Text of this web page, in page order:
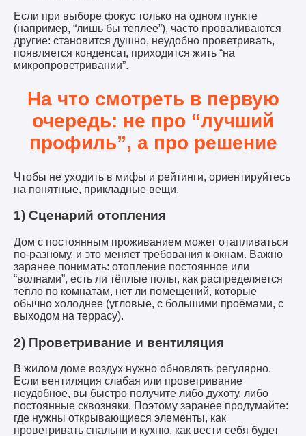
Если при выборе фокус только на одном пункте
(например, “лишь бы теплее”), часто проваливаются
другие: становится душно, неудобно проветривать,
появляется конденсат, приходится жить “на
микропроветривании”.
На что смотреть в первую
очередь: не про “лучший
профиль”, а про решение
Чтобы не уходить в мифы и рейтинги, ориентируйтесь
на понятные, прикладные вещи.
1) Сценарий отопления
Дом с постоянным проживанием может отапливаться
по-разному, и это меняет требования к окнам. Важно
заранее понимать: отопление постоянное или
“волнами”, есть ли тёплые полы, как распределяется
тепло по комнатам, нет ли помещений, которые
обычно холоднее (угловые, с большими проёмами, с
выходом на террасу).
2) Проветривание и вентиляция
В жилом доме воздух нужно обновлять регулярно.
Если вентиляция слабая или проветривание
неудобное, вы быстро получите либо духоту, либо
постоянные сквозняки. Поэтому заранее продумайте:
где нужны открывающиеся элементы, как
проветривать спальни и кухню, как вести себя будет